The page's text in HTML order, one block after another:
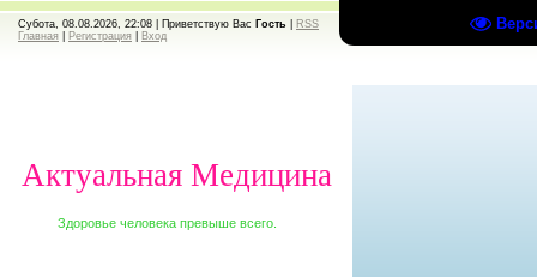
Субота, 08.08.2026, 22:08 | Приветствую Вас Гость
RSS
Главная
Регистрация Вход
Актуальная Медицина
Здоровье человека превыше всего.